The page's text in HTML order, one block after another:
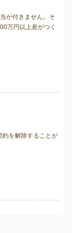
が付きません。そ
万円以上差がつく
約を解除することが